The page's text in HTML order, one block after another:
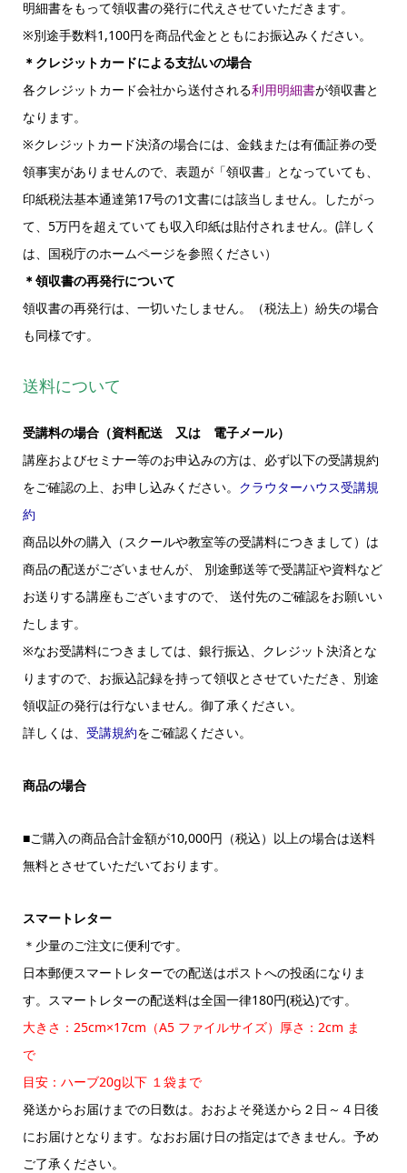
明細書をもって領収書の発行に代えさせていただきます。
※別途手数料1,100円を商品代金とともにお振込みください。
＊クレジットカードによる支払いの場合
各クレジットカード会社から送付される利用明細書が領収書と
なります。
※クレジットカード決済の場合には、金銭または有価証券の受
領事実がありませんので、表題が「領収書」となっていても、
印紙税法基本通達第17号の1文書には該当しません。したがっ
て、5万円を超えていても収入印紙は貼付されません。(詳しく
は、国税庁のホームページを参照ください）
＊領収書の再発行について
領収書の再発行は、一切いたしません。（税法上）紛失の場合
も同様です。
送料について
受講料の場合（資料配送 又は 電子メール）
講座およびセミナー等のお申込みの方は、必ず以下の受講規約
をご確認の上、お申し込みください。 クラウターハウス受講規
約
商品以外の購入（スクールや教室等の受講料につきまして）は
商品の配送がございませんが、 別途郵送等で受講証や資料など
お送りする講座もございますので、 送付先のご確認をお願いい
たします。
※なお受講料につきましては、銀行振込、クレジット決済とな
りますので、お振込記録を持って領収とさせていただき、別途
領収証の発行は行ないません。御了承ください。
詳しくは、 受講規約をご確認ください。
商品の場合
■ご購入の商品合計金額が10,000円（税込）以上の場合は送料
無料とさせていただいております。
スマートレター
＊少量のご注文に便利です。
日本郵便スマートレターでの配送はポストへの投函になりま
す。スマートレターの配送料は全国一律180円(税込)です。
大きさ：25cm×17cm（A5 ファイルサイズ）厚さ：2cm ま
で
目安：ハーブ20g以下 １袋まで
発送からお届けまでの日数は。おおよそ発送から２日～４日後
にお届けとなります。なおお届け日の指定はできません。予め
ご了承ください。